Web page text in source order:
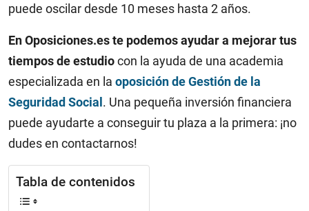
puede oscilar desde 10 meses hasta 2 años.
En Oposiciones.es te podemos ayudar a mejorar tus
tiempos de estudiocon la ayuda de una academia
especializada en la oposición de Gestión de la
Seguridad Social. Una pequeña inversión financiera
puede ayudarte a conseguir tu plaza a la primera: ¡no
dudes en contactarnos!
Tabla de contenidos